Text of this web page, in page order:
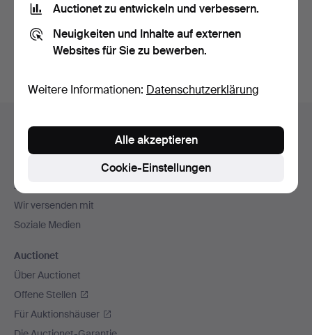
Archiv
suchen.
Navigation
Hilfe und Kontakt
Kontakt mit dem Support aufnehmen
Zahlungsweisen
Wir versenden mit
Soziale Medien
Auctionet
Über Auctionet
Offene Stellen
Für Auktionshäuser
Auctionet zu entwickeln und verbessern.
Neuigkeiten und Inhalte auf externen
Websites für Sie zu bewerben.
Weitere Informationen: Datenschutzerklärung
Cookie-Einstellungen
Alle akzeptieren